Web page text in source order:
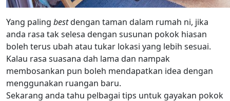
Yang paling bestdengan taman dalam rumah ni, jika
anda rasa tak selesa dengan susunan pokok hiasan
boleh terus ubah atau tukar lokasi yang lebih sesuai.
Kalau rasa suasana dah lama dan nampak
membosankan pun boleh mendapatkan idea dengan
menggunakan ruangan baru.
Sekarang anda tahu pelbagai tips untuk gayakan pokok